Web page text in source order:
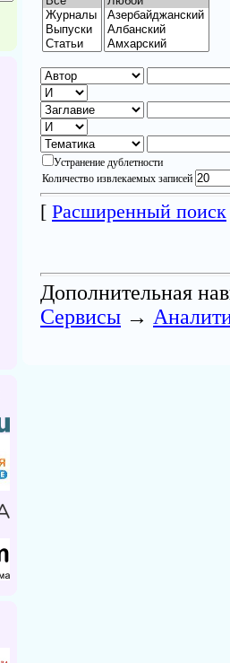
Устранение дублетности
Количество извлекаемых записей
[ Расширенный поиск
Дополнительная
Cервисы →